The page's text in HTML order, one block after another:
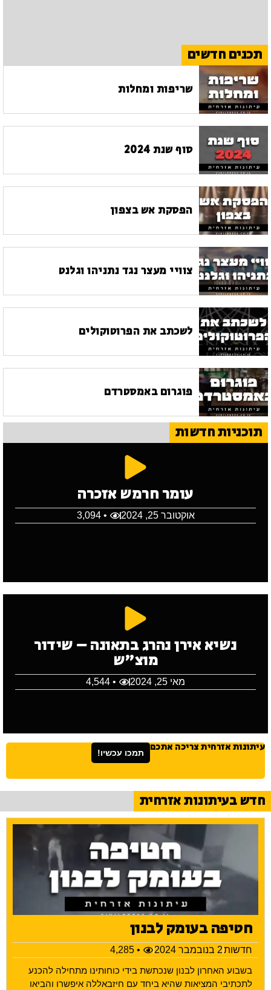
תכנים חדשים
שריפות ומחלות
סוף שנת 2024
הפסקת אש בצפון
צוויי מעצר נגד נתניהו וגלנט
לשכתב את הפרוטוקולים
פוגרום באמסטרדם
תוכניות חדשות
עומר חרמש אזכרה
אוקטובר 25, 2024 • 3,094
נשיא אירן נהרג בתאונה – שידור
מוצ"ש
מאי 25, 2024 • 4,544
עיתונות אזרחית צריכה אתכם תמכו עכשיו!
חדש בעיתונות אזרחית
חטיפה בעומק לבנון
חדשות2 בנובמבר 2024
• 4,285
בשבוע האחרון לבנון שנכתשת בידי כוחותינו מתחילה להכנע
לתכתיבי המציאות שהיא ביחד עם חיזבאללה איפשרו והביאו